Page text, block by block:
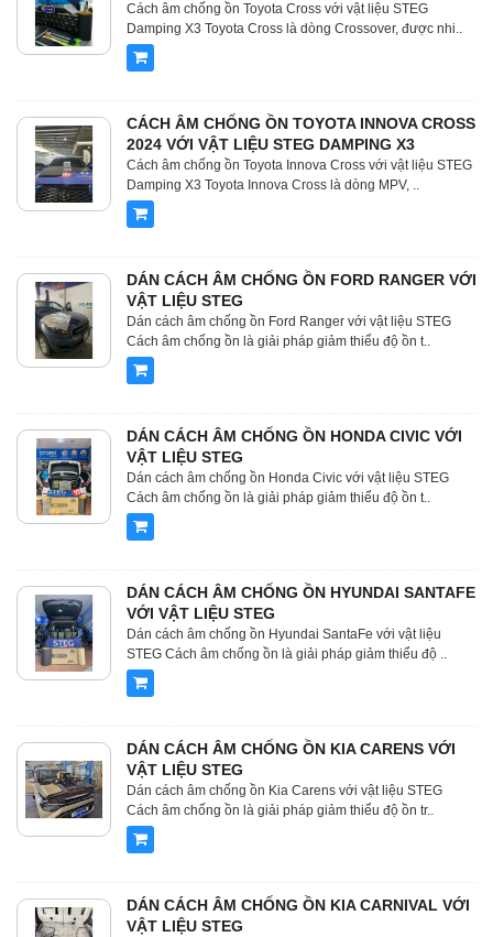
Cách âm chống ồn Toyota Cross với vật liệu STEG
Damping X3 Toyota Cross là dòng Crossover, được nhi..
CÁCH ÂM CHỐNG ỒN TOYOTA INNOVA CROSS
2024 VỚI VẬT LIỆU STEG DAMPING X3
Cách âm chống ồn Toyota Innova Cross với vật liệu STEG
Damping X3 Toyota Innova Cross là dòng MPV, ..
DÁN CÁCH ÂM CHỐNG ỒN FORD RANGER VỚI
VẬT LIỆU STEG
Dán cách âm chống ồn Ford Ranger với vật liệu STEG
Cách âm chống ồn là giải pháp giảm thiểu độ ồn t..
DÁN CÁCH ÂM CHỐNG ỒN HONDA CIVIC VỚI
VẬT LIỆU STEG
Dán cách âm chống ồn Honda Civic với vật liệu STEG
Cách âm chống ồn là giải pháp giảm thiểu độ ồn t..
DÁN CÁCH ÂM CHỐNG ỒN HYUNDAI SANTAFE
VỚI VẬT LIỆU STEG
Dán cách âm chống ồn Hyundai SantaFe với vật liệu
STEG Cách âm chống ồn là giải pháp giảm thiểu độ ..
DÁN CÁCH ÂM CHỐNG ỒN KIA CARENS VỚI
VẬT LIỆU STEG
Dán cách âm chống ồn Kia Carens với vật liệu STEG
Cách âm chống ồn là giải pháp giảm thiểu độ ồn tr..
DÁN CÁCH ÂM CHỐNG ỒN KIA CARNIVAL VỚI
VẬT LIỆU STEG